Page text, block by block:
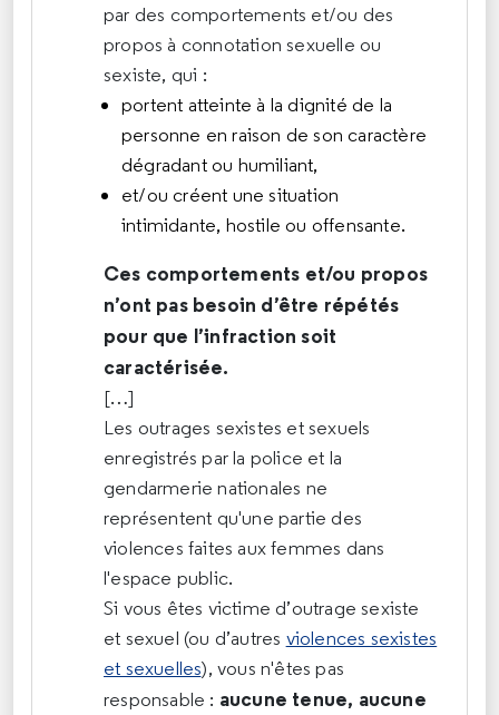
par des comportements et/ou des
propos à connotation sexuelle ou
sexiste, qui :
portent atteinte à la dignité de la
personne en raison de son caractère
dégradant ou humiliant,
et/ou créent une situation
intimidante, hostile ou offensante.
Ces comportements et/ou propos
n’ont pas besoin d’être répétés
pour que l’infraction soit
caractérisée.
[…]
Les outrages sexistes et sexuels
enregistrés par la police et la
gendarmerie nationales ne
représentent qu'une partie des
violences faites aux femmes dans
l'espace public.
Si vous êtes victime d’outrage sexiste
et sexuel (ou d’autres violences sexistes
et sexuelles), vous n'êtes pas
responsable : aucune tenue, aucune